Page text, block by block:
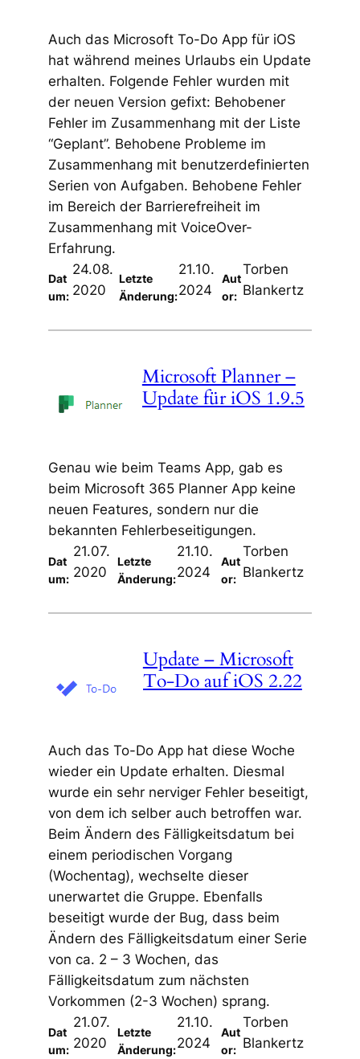
Auch das Microsoft To-Do App für iOS
hat während meines Urlaubs ein Update
erhalten. Folgende Fehler wurden mit
der neuen Version gefixt: Behobener
Fehler im Zusammenhang mit der Liste
“Geplant”. Behobene Probleme im
Zusammenhang mit benutzerdefinierten
Serien von Aufgaben. Behobene Fehler
im Bereich der Barrierefreiheit im
Zusammenhang mit VoiceOver-
Erfahrung.
Dat
um:
24.08.
2020
Letzte
Änderung:
21.10.
2024
Aut
or:
Torben
Blankertz
Microsoft Planner –
Update für iOS 1.9.5
Genau wie beim Teams App, gab es
beim Microsoft 365 Planner App keine
neuen Features, sondern nur die
bekannten Fehlerbeseitigungen.
Dat
um:
21.07.
2020
Letzte
Änderung:
21.10.
2024
Aut
or:
Torben
Blankertz
Update – Microsoft
To-Do auf iOS 2.22
Auch das To-Do App hat diese Woche
wieder ein Update erhalten. Diesmal
wurde ein sehr nerviger Fehler beseitigt,
von dem ich selber auch betroffen war.
Beim Ändern des Fälligkeitsdatum bei
einem periodischen Vorgang
(Wochentag), wechselte dieser
unerwartet die Gruppe. Ebenfalls
beseitigt wurde der Bug, dass beim
Ändern des Fälligkeitsdatum einer Serie
von ca. 2 – 3 Wochen, das
Fälligkeitsdatum zum nächsten
Vorkommen (2-3 Wochen) sprang.
Dat
um:
21.07.
2020
Letzte
Änderung:
21.10.
2024
Aut
or:
Torben
Blankertz